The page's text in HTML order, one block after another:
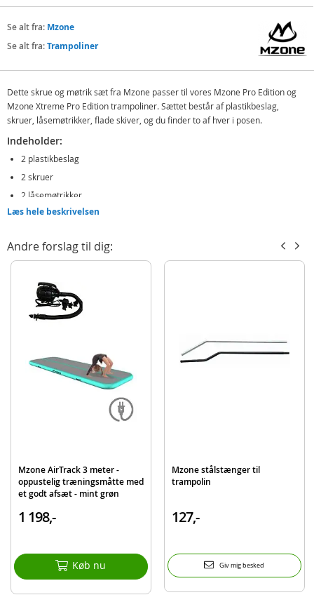
Se alt fra: Mzone
Se alt fra:Trampoliner
Dette skrue og møtrik sæt fra Mzone passer til vores Mzone Pro Edition og
Mzone Xtreme Pro Edition trampoliner. Sættet består af plastikbeslag,
skruer, låsemøtrikker, flade skiver, og du finder to af hver i posen.
Indeholder:
2 plastikbeslag
2 skruer
2 låsemøtrikker
2 flade skiver
Detaljer:
Produktdetaljer
Læs hele beskrivelsen
Andre forslag til dig:
Mzone AirTrack 3 meter -
oppustelig træningsmåtte med
et godt afsæt - mint grøn
1 198,-
Køb nu
Mzone stålstænger til
trampolin
127,-
Giv mig besked